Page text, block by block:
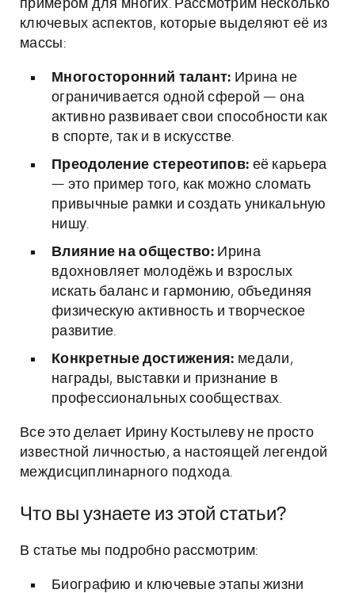
примером для многих. Рассмотрим несколько
ключевых аспектов, которые выделяют её из
массы:
Многосторонний талант: Ирина не
ограничивается одной сферой — она
активно развивает свои способности как
в спорте, так и в искусстве.
Преодоление стереотипов: её карьера
— это пример того, как можно сломать
привычные рамки и создать уникальную
нишу.
Влияние на общество: Ирина
вдохновляет молодёжь и взрослых
искать баланс и гармонию, объединяя
физическую активность и творческое
развитие.
Конкретные достижения: медали,
награды, выставки и признание в
профессиональных сообществах.
Все это делает Ирину Костылеву не просто
известной личностью, а настоящей легендой
междисциплинарного подхода.
Что вы узнаете из этой статьи?
В статье мы подробно рассмотрим:
Биографию и ключевые этапы жизни